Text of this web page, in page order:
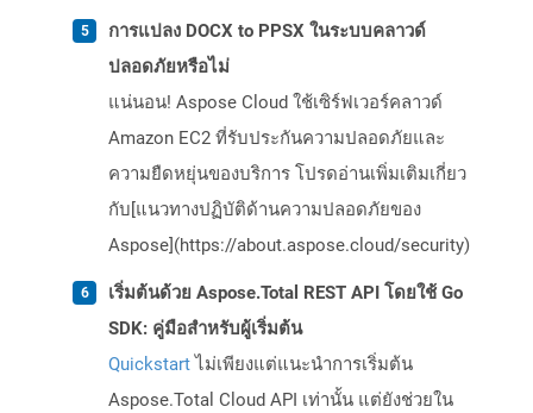
การแปลง DOCX to PPSX ในระบบคลาวด์
ปลอดภัยหรือไม่
แน่นอน! Aspose Cloud ใช้เซิร์ฟเวอร์คลาวด์
Amazon EC2 ที่รับประกันความปลอดภัยและ
ความยืดหยุ่นของบริการ โปรดอ่านเพิ่มเติมเกี่ยว
กับ[แนวทางปฏิบัติด้านความปลอดภัยของ
Aspose](https://about.aspose.cloud/security)
เริ่มต้นด้วย Aspose.Total REST API โดยใช้ Go
SDK: คู่มือสำหรับผู้เริ่มต้น
Quickstartไม่เพียงแต่แนะนำการเริ่มต้น
Aspose.Total Cloud API เท่านั้น แต่ยังช่วยใน